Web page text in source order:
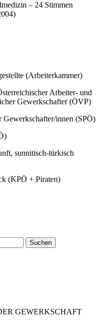
– 24 Stimmen
(Arbeiterkammer)
Arbeiter- und
Gewerkschafter (ÖVP)
innen (SPÖ)
sunnitisch-türkisch
(KPÖ + Piraten)
GEWERKSCHAFT